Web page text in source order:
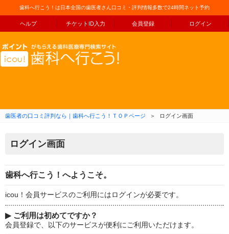
歯科へ行こう！は日本全国の歯医者さん口コミ・評判情報多数で24時間ネット予約
ヘルプ チケットID入力 会員登録 ログイン
コンテンツへ移動
歯医者の口コミ評判なら｜歯科へ行こう！ＴＯＰページ ＞ ログイン画面
ログイン画面
歯科へ行こう！へようこそ。
icou！会員サービスのご利用にはログインが必要です。
▶ ご利用は初めてですか？
会員登録で、以下のサービスが便利にご利用いただけます。